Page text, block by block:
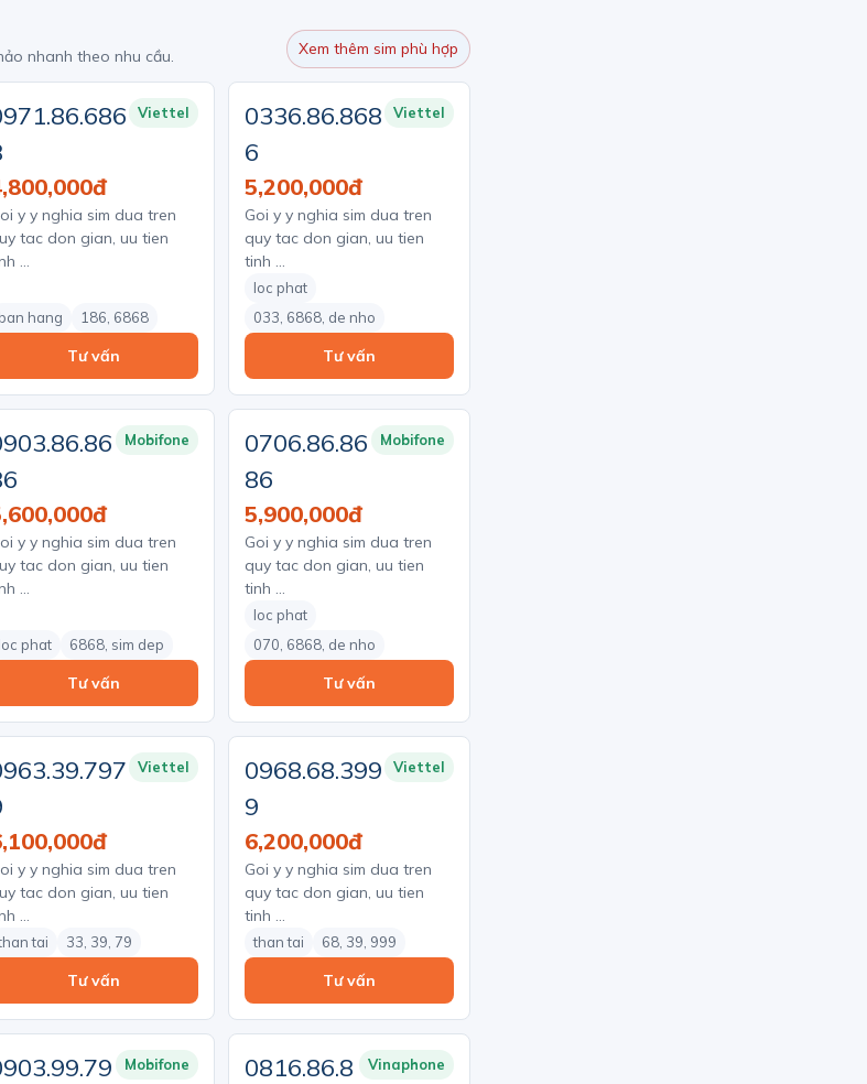
nhanh theo nhu cầu. Xem thêm sim phù hợp
Viettel
y y nghia sim dua tren
tac don gian, uu tien
…
ban hang 186, 6868
Tư vấn
0336.86.868
6
Viettel
5,200,000đ
Goi y y nghia sim dua tren
quy tac don gian, uu tien
tinh …
loc phat
033, 6868, de nho
Tư vấn
Mobifone
y y nghia sim dua tren
tac don gian, uu tien
…
loc phat 6868, sim dep
Tư vấn
0706.86.86
86
Mobifone
5,900,000đ
Goi y y nghia sim dua tren
quy tac don gian, uu tien
tinh …
loc phat
070, 6868, de nho
Tư vấn
Viettel
y y nghia sim dua tren
tac don gian, uu tien
…
tai 33, 39, 79
Tư vấn
0968.68.399
9
Viettel
6,200,000đ
Goi y y nghia sim dua tren
quy tac don gian, uu tien
tinh …
than tai 68, 39, 999
Tư vấn
Mobifone
0816.86.8
Vinaphone